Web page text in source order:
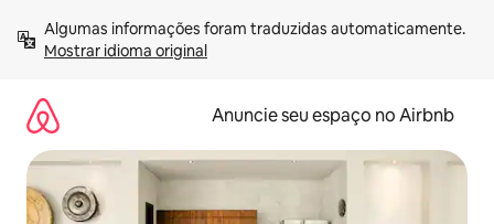
para
Mostrar idioma original
Anuncie seu espaço no Airbnb